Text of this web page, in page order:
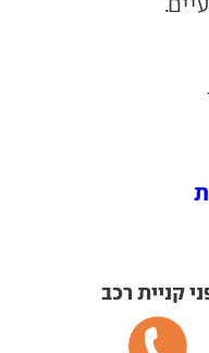
קניית רכב